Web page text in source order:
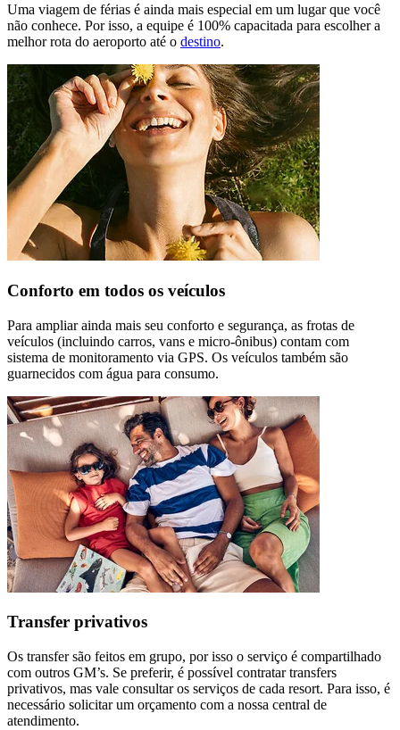
Uma viagem de férias é ainda mais especial em um lugar que você
não conhece. Por isso, a equipe é 100% capacitada para escolher a
melhor rota do aeroporto até o destino.
Conforto em todos os veículos
Para ampliar ainda mais seu conforto e segurança, as frotas de
veículos (incluindo carros, vans e micro-ônibus) contam com
sistema de monitoramento via GPS. Os veículos também são
guarnecidos com água para consumo.
Transfer privativos
Os transfer são feitos em grupo, por isso o serviço é compartilhado
com outros GM’s. Se preferir, é possível contratar transfers
privativos, mas vale consultar os serviços de cada resort. Para isso, é
necessário solicitar um orçamento com a nossa central de
atendimento.